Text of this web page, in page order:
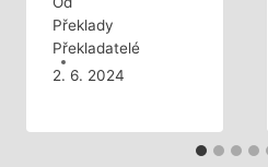
Překlady
Překladatelé
2. 6. 2024